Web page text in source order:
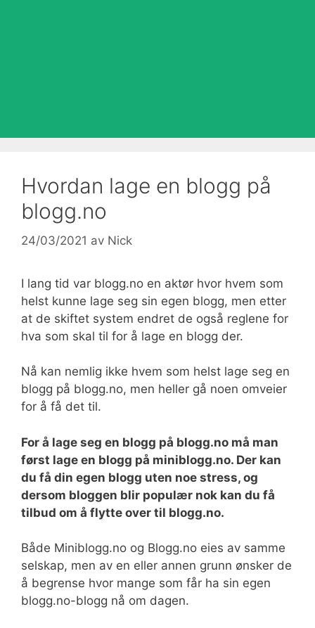
Hvordan lage en blogg på
blogg.no
24/03/2021 av Nick
I lang tid var blogg.no en aktør hvor hvem som
helst kunne lage seg sin egen blogg, men etter
at de skiftet system endret de også reglene for
hva som skal til for å lage en blogg der.
Nå kan nemlig ikke hvem som helst lage seg en
blogg på blogg.no, men heller gå noen omveier
for å få det til.
For å lage seg en blogg på blogg.no må man
først lage en blogg på miniblogg.no. Der kan
du få din egen blogg uten noe stress, og
dersom bloggen blir populær nok kan du få
tilbud om å flytte over til blogg.no.
Både Miniblogg.no og Blogg.no eies av samme
selskap, men av en eller annen grunn ønsker de
å begrense hvor mange som får ha sin egen
blogg.no-blogg nå om dagen.